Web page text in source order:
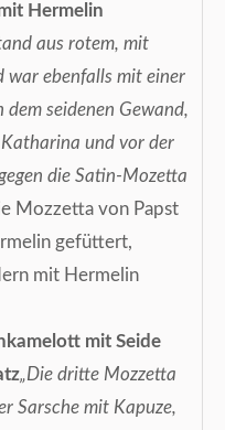
Hermelin
aus rotem, mit
war ebenfalls mit einer
dem seidenen Gewand,
und vor der
die Satin-Mozetta
Mozzetta von Papst
gefüttert,
mit Hermelin
mit Seide
„Die dritte Mozzetta
Sarsche mit Kapuze,